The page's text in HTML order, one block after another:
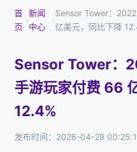
首
页
›
新闻
中心
›
Sensor Tower：
亿美元，同比下降
Sensor Tower：
手游玩家付费 66
12.4%
发布时间：2026-04-29